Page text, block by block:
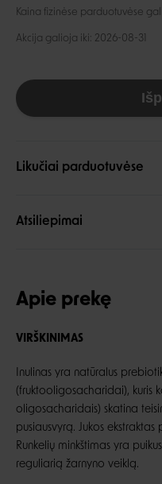
Kaina fizinėse parduotuvėse gali
Akcija galioja iki: 2026-08-31
Likučiai parduotuvėse
Atsiliepimai
Apie prekę
VIRŠKINIMAS
Inulinas yra natūralus
(fruktooligosacharidai), kuris
oligosacharidais) skatina
pusiausvyrą. Jukos
Runkelių minkštimas yra
reguliarią žarnyno veiklą.